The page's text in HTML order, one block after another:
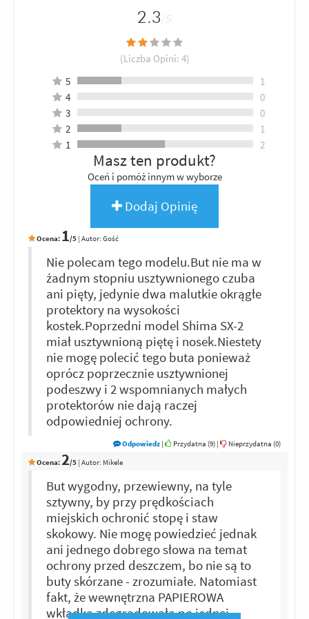
2.3 /5
(Liczba Opini: 4)
5
1
4
0
3
0
2
1
1
2
Masz ten produkt?
Oceń i pomóż innym w wyborze
Dodaj Opinię
Ocena: 1/5 | Autor: Gość
Nie polecam tego modelu.But nie ma w
żadnym stopniu usztywnionego czuba
ani pięty, jedynie dwa malutkie okrągłe
protektory na wysokości
kostek.Poprzedni model Shima SX-2
miał usztywnioną piętę i nosek.Niestety
nie mogę polecić tego buta ponieważ
oprócz poprzecznie usztywnionej
podeszwy i 2 wspomnianych małych
protektorów nie dają raczej
odpowiedniej ochrony.
Odpowiedz | Przydatna (9) | Nieprzydatna (0)
Ocena:2/5 | Autor: Mikele
But wygodny, przewiewny, na tyle
sztywny, by przy prędkościach
miejskich ochronić stopę i staw
skokowy. Nie mogę powiedzieć jednak
ani jednego dobrego słowa na temat
ochrony przed deszczem, bo nie są to
buty skórzane - zrozumiałe. Natomiast
fakt, że wewnętrzna PAPIEROWA
wkładka zdegradowała po jednej